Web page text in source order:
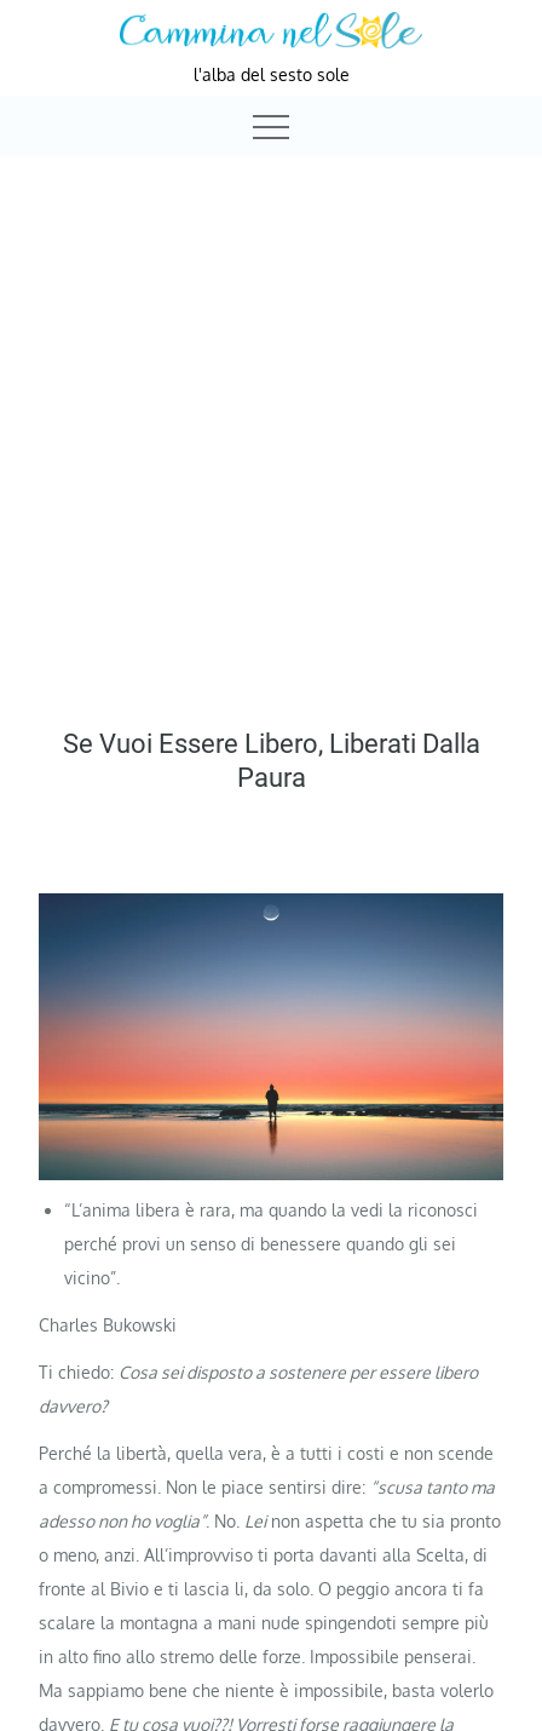
l'alba del sesto sole
Se Vuoi Essere Libero, Liberati Dalla
Paura
“L’anima libera è rara, ma quando la vedi la riconosci
perché provi un senso di benessere quando gli sei
vicino”.
Charles Bukowski
Ti chiedo: Cosa sei disposto a sostenere per essere libero
davvero?
Perché la libertà, quella vera, è a tutti i costi e non scende
a compromessi. Non le piace sentirsi dire: “scusa tanto ma
adesso non ho voglia”. No. Leinon aspetta che tu sia pronto
o meno, anzi. All’improvviso ti porta davanti alla Scelta, di
fronte al Bivio e ti lascia li, da solo. O peggio ancora ti fa
scalare la montagna a mani nude spingendoti sempre più
in alto fino allo stremo delle forze. Impossibile penserai.
Ma sappiamo bene che niente è impossibile, basta volerlo
davvero. E tu cosa vuoi??! Vorresti forse raggiungere la